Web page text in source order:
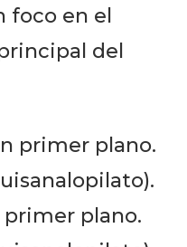
foco en el
del
plano.